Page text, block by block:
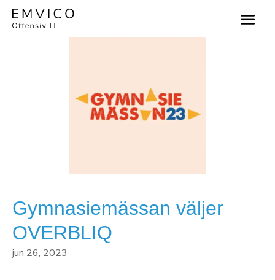
Gymnasiemässan väljer
OVERBLIQ
jun 26, 2023